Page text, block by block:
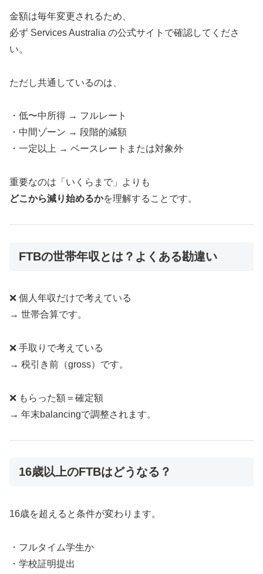
金額は毎年変更されるため、
必ず Services Australia の公式サイトで確認してくださ
い。
ただし共通しているのは、
・低〜中所得 → フルレート
・中間ゾーン → 段階的減額
・一定以上 → ベースレートまたは対象外
重要なのは「いくらまで」よりも
どこから減り始めるかを理解することです。
FTBの世帯年収とは？よくある勘違い
❌ 個人年収だけで考えている
→ 世帯合算です。
❌ 手取りで考えている
→ 税引き前（gross）です。
❌ もらった額＝確定額
→ 年末balancingで調整されます。
16歳以上のFTBはどうなる？
16歳を超えると条件が変わります。
・フルタイム学生か
・学校証明提出